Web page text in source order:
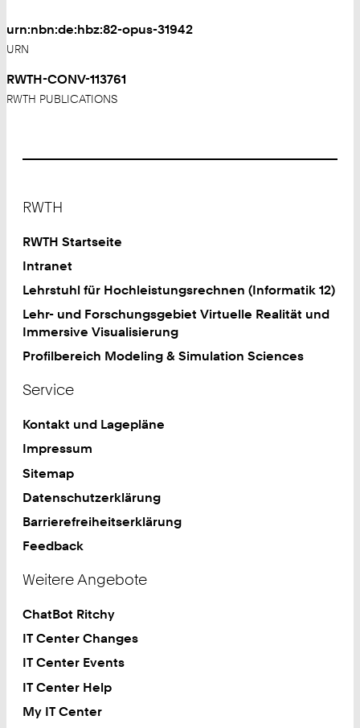
urn:nbn:de:hbz:82-opus-31942
URN
RWTH-CONV-113761
RWTH PUBLICATIONS
RWTH
RWTH Startseite
Intranet
Lehrstuhl für Hochleistungsrechnen (Informatik 12)
Lehr- und Forschungsgebiet Virtuelle Realität und
Immersive Visualisierung
Profilbereich Modeling & Simulation Sciences
Service
Kontakt und Lagepläne
Impressum
Sitemap
Datenschutzerklärung
Barrierefreiheitserklärung
Feedback
Weitere Angebote
ChatBot Ritchy
IT Center Changes
IT Center Events
IT Center Help
My IT Center